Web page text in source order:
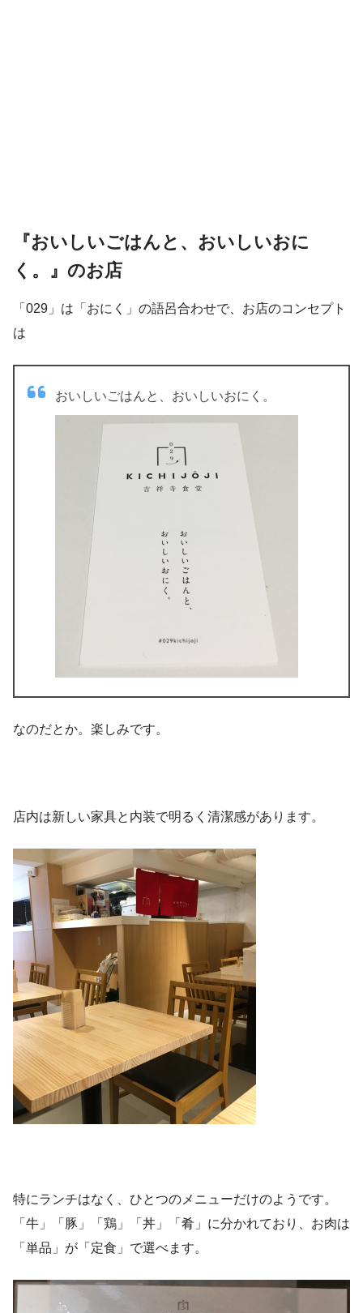
『おいしいごはんと、おいしいおに
く。』のお店
「029」は「おにく」の語呂合わせで、お店のコンセプト
は
おいしいごはんと、おいしいおにく。
なのだとか。楽しみです。
店内は新しい家具と内装で明るく清潔感があります。
特にランチはなく、ひとつのメニューだけのようです。
「牛」「豚」「鶏」「丼」「肴」に分かれており、お肉は
「単品」が「定食」で選べます。